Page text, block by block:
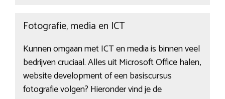
Fotografie, media en ICT
Kunnen omgaan met ICT en media is binnen veel
bedrijven cruciaal. Alles uit Microsoft Office halen,
website development of een basiscursus
fotografie volgen? Hieronder vind je de